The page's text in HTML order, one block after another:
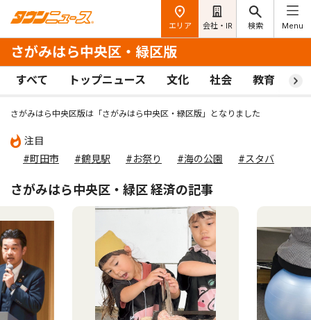
エリア 会社・IR 検索 Menu
さがみはら中央区・緑区版
すべて トップニュース 文化 社会 教育 ス
さがみはら中央区版は「さがみはら中央区・緑区版」となりました
注目
#町田市
#鶴見駅 #お祭り #海の公園 #スタバ
さがみはら中央区・緑区 経済の記事